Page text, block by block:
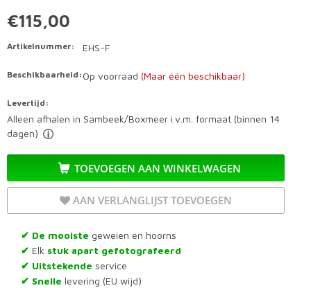
€115,00
Artikelnummer: EHS-F
Beschikbaarheid: Op voorraad (Maar één beschikbaar)
Levertijd:
Alleen afhalen in Sambeek/Boxmeer i.v.m. formaat (binnen 14
dagen)
TOEVOEGEN AAN WINKELWAGEN
AAN VERLANGLIJST TOEVOEGEN
✔ De mooiste geweien en hoorns
✔ Elk stuk apart gefotografeerd
✔ Uitstekende service
✔ Snelle levering (EU wijd)